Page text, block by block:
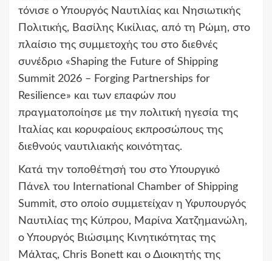
τόνισε ο Υπουργός Ναυτιλίας και Νησιωτικής
Πολιτικής, Βασίλης Κικίλιας, από τη Ρώμη, στο
πλαίσιο της συμμετοχής του στο διεθνές
συνέδριο «Shaping the Future of Shipping
Summit 2026 – Forging Partnerships for
Resilience» και των επαφών που
πραγματοποίησε με την πολιτική ηγεσία της
Ιταλίας και κορυφαίους εκπροσώπους της
διεθνούς ναυτιλιακής κοινότητας.
Κατά την τοποθέτησή του στο Υπουργικό
Πάνελ του International Chamber of Shipping
Summit, στο οποίο συμμετείχαν η Υφυπουργός
Ναυτιλίας της Κύπρου, Μαρίνα Χατζημανώλη,
ο Υπουργός Βιώσιμης Κινητικότητας της
Μάλτας, Chris Bonett και ο Διοικητής της